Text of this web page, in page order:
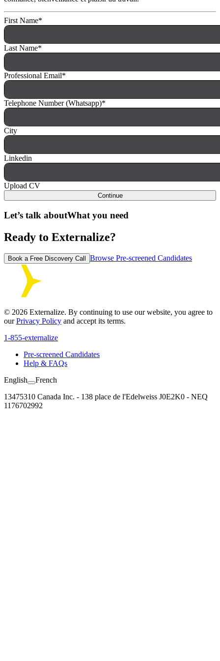
First Name*
Last Name*
Professional Email*
Telephone Number (Whatsapp)*
City
Linkedin
Upload CV
Continue
Let’s talk aboutWhat you need
Ready to Externalize?
Book a Free Discovery Call Browse Pre-screened Candidates
© 2026 Externalize. By continuing to use our website, you agree to
ourPrivacy Policy and accept its terms.
1-855-externalize
Pre-screened Candidates
Help & FAQs
English
French
13475310 Canada Inc. - 138 place de l'Edelweiss J0E2K0 - NEQ
1176702992